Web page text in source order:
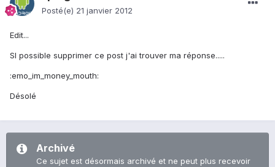
Posté(e) 21 janvier 2012
Edit...
SI possible supprimer ce post j'ai trouver ma réponse.....
:emo_im_money_mouth:
Désolé
Archivé
Ce sujet est désormais archivé et ne peut plus recevoir